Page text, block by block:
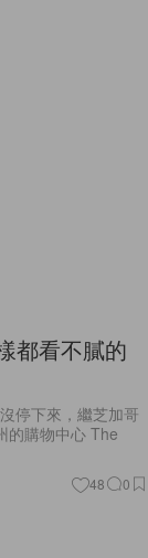
都看不膩的
停下來，繼芝加哥
的購物中心 The
48 0